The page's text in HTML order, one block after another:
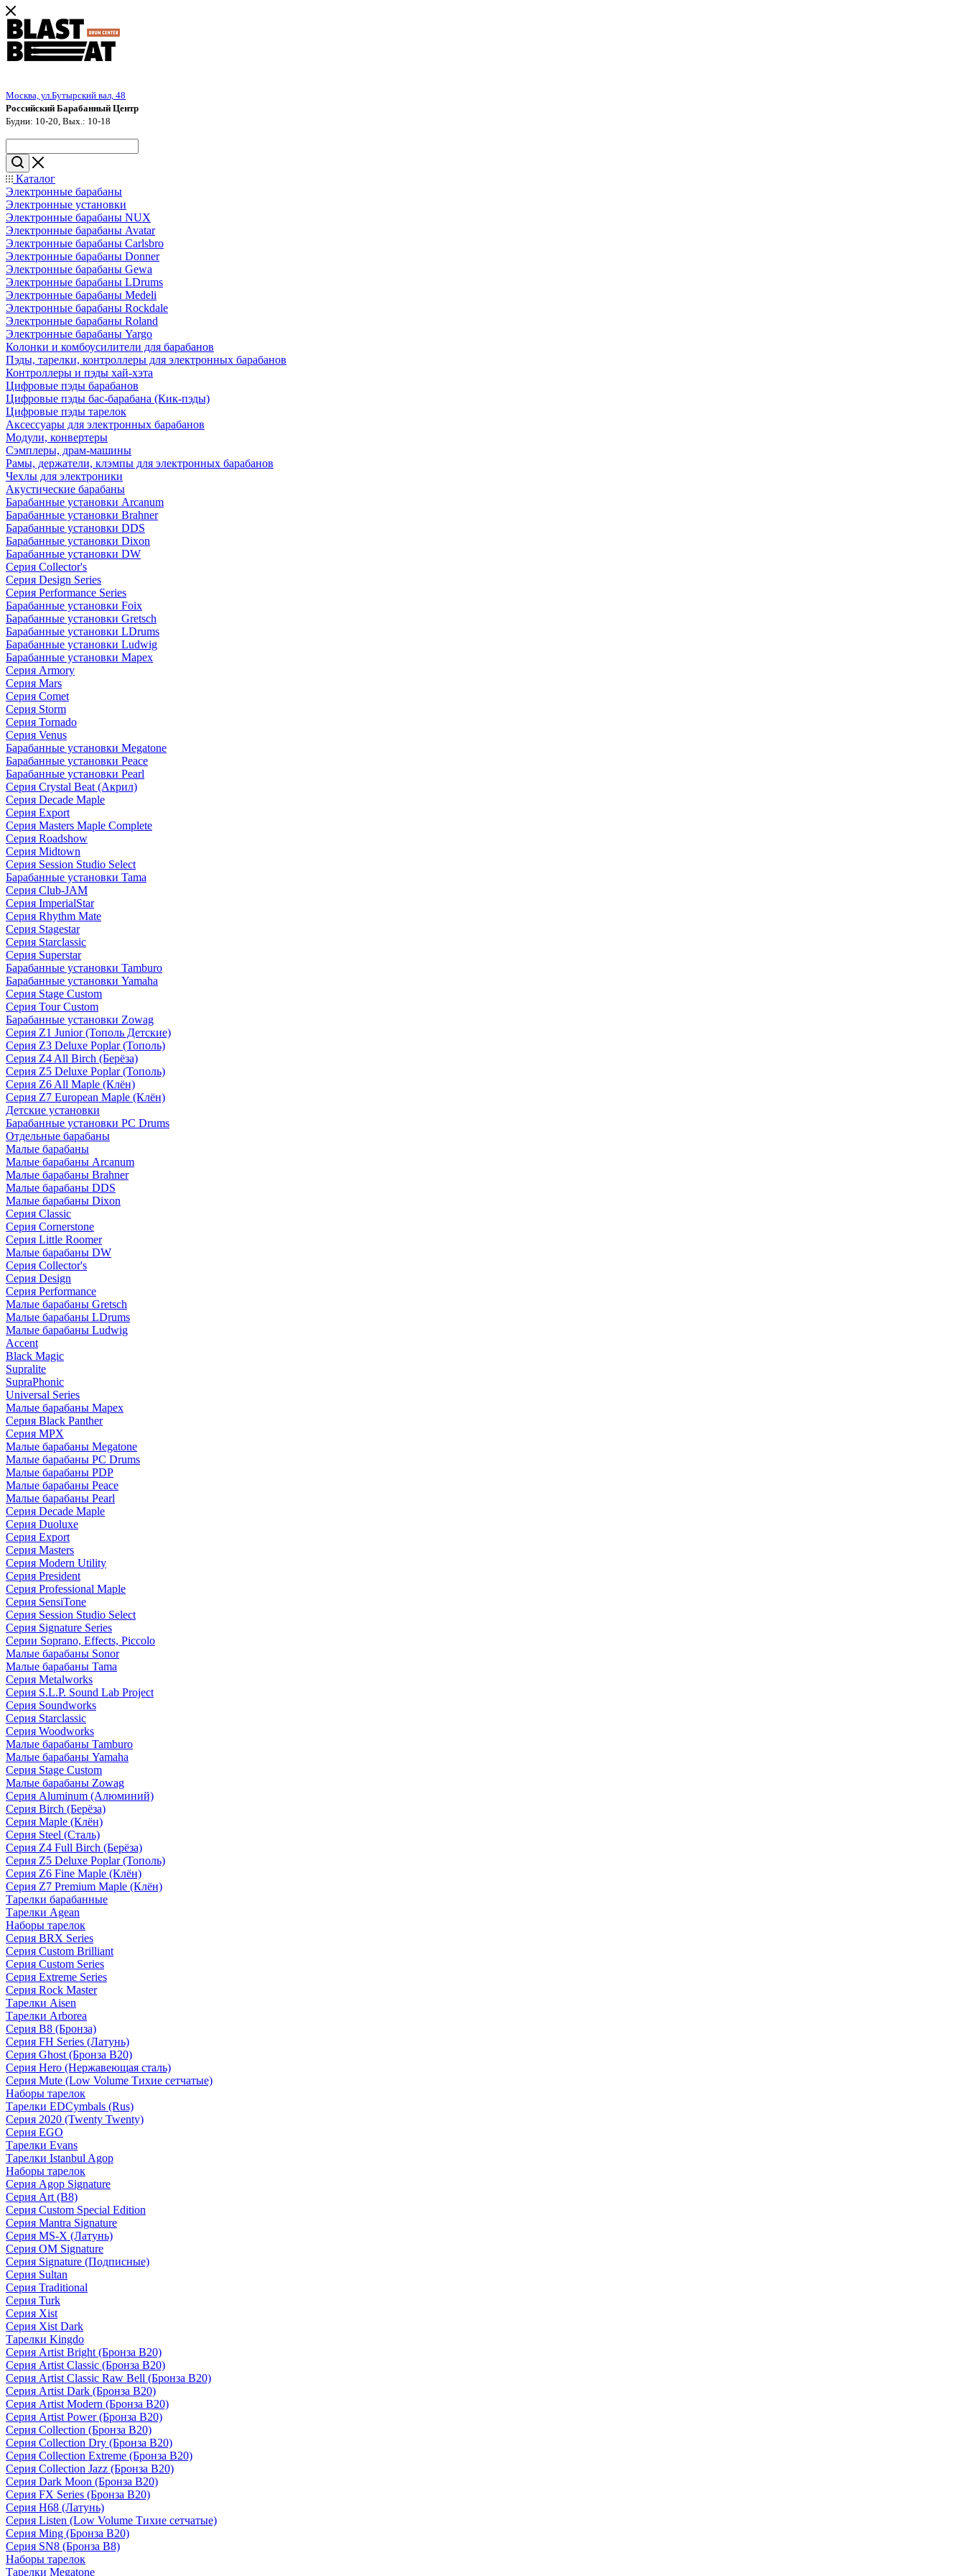
Москва, ул.Бутырский вал, 48
Российский Барабанный Центр
Будни: 10-20, Вых.: 10-18
Каталог
Электронные барабаны
Электронные установки
Электронные барабаны NUX
Электронные барабаны Avatar
Электронные барабаны Carlsbro
Электронные барабаны Donner
Электронные барабаны Gewa
Электронные барабаны LDrums
Электронные барабаны Medeli
Электронные барабаны Rockdale
Электронные барабаны Roland
Электронные барабаны Yargo
Колонки и комбоусилители для барабанов
Пэды, тарелки, контроллеры для электронных барабанов
Контроллеры и пэды хай-хэта
Цифровые пэды барабанов
Цифровые пэды бас-барабана (Кик-пэды)
Цифровые пэды тарелок
Аксессуары для электронных барабанов
Модули, конвертеры
Сэмплеры, драм-машины
Рамы, держатели, клэмпы для электронных барабанов
Чехлы для электроники
Акустические барабаны
Барабанные установки Arcanum
Барабанные установки Brahner
Барабанные установки DDS
Барабанные установки Dixon
Барабанные установки DW
Серия Collector's
Серия Design Series
Серия Performance Series
Барабанные установки Foix
Барабанные установки Gretsch
Барабанные установки LDrums
Барабанные установки Ludwig
Барабанные установки Mapex
Серия Armory
Серия Mars
Серия Comet
Серия Storm
Серия Tornado
Серия Venus
Барабанные установки Megatone
Барабанные установки Peace
Барабанные установки Pearl
Серия Crystal Beat (Акрил)
Серия Decade Maple
Серия Export
Серия Masters Maple Complete
Серия Roadshow
Серия Midtown
Серия Session Studio Select
Барабанные установки Tama
Серия Club-JAM
Серия ImperialStar
Серия Rhythm Mate
Серия Stagestar
Серия Starclassic
Серия Superstar
Барабанные установки Tamburo
Барабанные установки Yamaha
Серия Stage Custom
Серия Tour Custom
Барабанные установки Zowag
Серия Z1 Junior (Тополь Детские)
Серия Z3 Deluxe Poplar (Тополь)
Серия Z4 All Birch (Берёза)
Серия Z5 Deluxe Poplar (Тополь)
Серия Z6 All Maple (Клён)
Серия Z7 European Maple (Клён)
Детские установки
Барабанные установки PC Drums
Отдельные барабаны
Малые барабаны
Малые барабаны Arcanum
Малые барабаны Brahner
Малые барабаны DDS
Малые барабаны Dixon
Серия Classic
Серия Cornerstone
Серия Little Roomer
Малые барабаны DW
Серия Collector's
Серия Design
Серия Performance
Малые барабаны Gretsch
Малые барабаны LDrums
Малые барабаны Ludwig
Accent
Black Magic
Supralite
SupraPhonic
Universal Series
Малые барабаны Mapex
Серия Black Panther
Серия MPX
Малые барабаны Megatone
Малые барабаны PC Drums
Малые барабаны PDP
Малые барабаны Peace
Малые барабаны Pearl
Серия Decade Maple
Серия Duoluxe
Серия Export
Серия Masters
Серия Modern Utility
Серия President
Серия Professional Maple
Серия SensiTone
Серия Session Studio Select
Серия Signature Series
Серии Soprano, Effects, Piccolo
Малые барабаны Sonor
Малые барабаны Tama
Серия Metalworks
Серия S.L.P. Sound Lab Project
Серия Soundworks
Серия Starclassic
Серия Woodworks
Малые барабаны Tamburo
Малые барабаны Yamaha
Серия Stage Custom
Малые барабаны Zowag
Серия Aluminum (Алюминий)
Серия Birch (Берёза)
Серия Maple (Клён)
Серия Steel (Сталь)
Серия Z4 Full Birch (Берёза)
Серия Z5 Deluxe Poplar (Тополь)
Серия Z6 Fine Maple (Клён)
Серия Z7 Premium Maple (Клён)
Тарелки барабанные
Тарелки Agean
Наборы тарелок
Серия BRX Series
Серия Custom Brilliant
Серия Custom Series
Серия Extreme Series
Серия Rock Master
Тарелки Aisen
Тарелки Arborea
Серия B8 (Бронза)
Серия FH Series (Латунь)
Серия Ghost (Бронза B20)
Серия Hero (Нержавеющая сталь)
Серия Mute (Low Volume Тихие сетчатые)
Наборы тарелок
Тарелки EDCymbals (Rus)
Серия 2020 (Twenty Twenty)
Серия EGO
Тарелки Evans
Тарелки Istanbul Agop
Наборы тарелок
Серия Agop Signature
Серия Art (B8)
Серия Custom Special Edition
Серия Mantra Signature
Серия MS-X (Латунь)
Серия OM Signature
Серия Signature (Подписные)
Серия Sultan
Серия Traditional
Серия Turk
Серия Xist
Серия Xist Dark
Тарелки Kingdo
Серия Artist Bright (Бронза B20)
Серия Artist Classic (Бронза B20)
Серия Artist Classic Raw Bell (Бронза B20)
Серия Artist Dark (Бронза B20)
Серия Artist Modern (Бронза B20)
Серия Artist Power (Бронза B20)
Серия Collection (Бронза B20)
Серия Collection Dry (Бронза B20)
Серия Collection Extreme (Бронза B20)
Серия Collection Jazz (Бронза B20)
Серия Dark Moon (Бронза B20)
Серия FX Series (Бронза B20)
Серия H68 (Латунь)
Серия Listen (Low Volume Тихие сетчатые)
Серия Ming (Бронза B20)
Серия SN8 (Бронза B8)
Наборы тарелок
Тарелки Megatone